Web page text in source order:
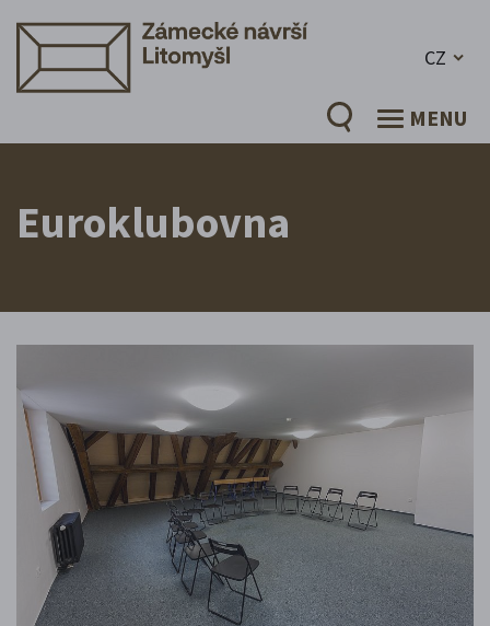
CZ
MENU
Euroklubovna